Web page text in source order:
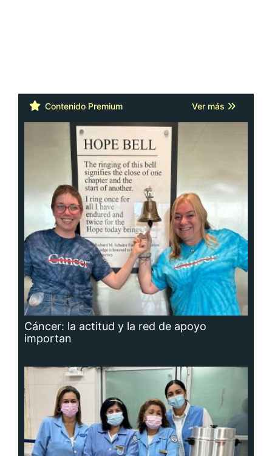
Contenido Premium Ver más
Cáncer: la actitud y la red de apoyo
importan